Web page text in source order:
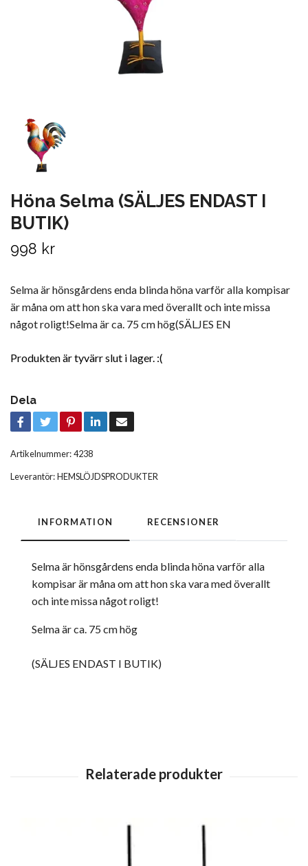
Höna Selma (SÄLJES ENDAST I
BUTIK)
998 kr
Selma är hönsgårdens enda blinda höna varför alla kompisar
är måna om att hon ska vara med överallt och inte missa
något roligt!Selma är ca. 75 cm hög(SÄLJES EN
Produkten är tyvärr slut i lager. :(
Dela
Artikelnummer:4238
Leverantör:HEMSLÖJDSPRODUKTER
INFORMATION RECENSIONER
Selma är hönsgårdens enda blinda höna varför alla
kompisar är måna om att hon ska vara med överallt
och inte missa något roligt!
Selma är ca. 75 cm hög
(SÄLJES ENDAST I BUTIK)